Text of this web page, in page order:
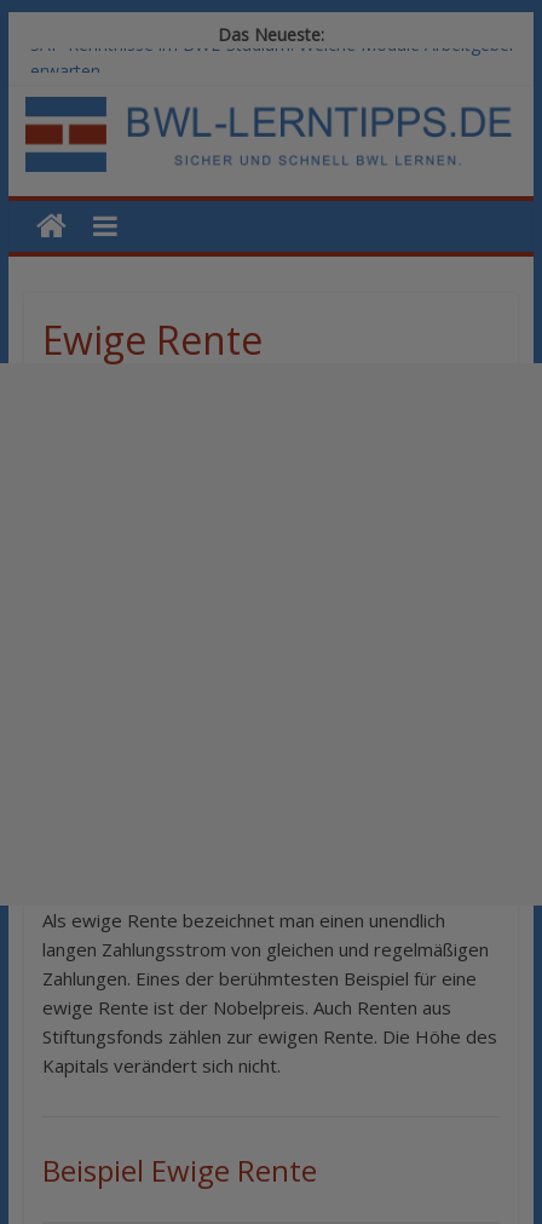
Das Neueste:
SAP-Kenntnisse im BWL-Studium: Welche Module Arbeitgeber
erwarten
Vom BWL-Studium zur Führungsposition: Weiterbildungswege
im Vergleich
Rechnungswesen im BWL-Studium: Digitale Tools für die
Finanzbuchhaltung
KI-Kompetenz im BWL-Studium: Controlling und
Datenanalyse verstehen
Methoden der Personalentwicklung: Blended Learning versus
Ewige Rente
Als ewige Rente bezeichnet man einen unendlich
langen Zahlungsstrom von gleichen und regelmäßigen
Zahlungen. Eines der berühmtesten Beispiel für eine
ewige Rente ist der Nobelpreis. Auch Renten aus
Stiftungsfonds zählen zur ewigen Rente. Die Höhe des
Kapitals verändert sich nicht.
Beispiel Ewige Rente